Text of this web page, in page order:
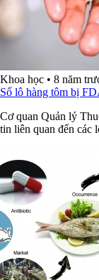
Khoa học • 8 năm
Số lô hàng tôm bị
Cơ quan Quản lý
tin liên quan đến các